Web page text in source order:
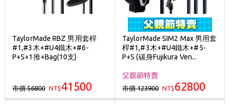
TaylorMade RBZ 男用套桿
#1,#3木+#U4鐵木+#6-
P+S+1推+Bag(10支)
市價 56800 NT$41500
TaylorMade SIM2 Max 男用套
桿#1,#3木+#U4鐵木+#5-
P+S (碳身Fujikura Ven...
父親節特賣
市價 123900 NT$62800